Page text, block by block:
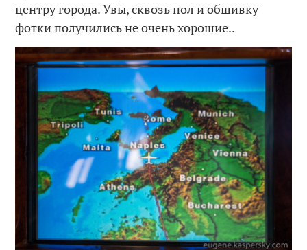
центру города. Увы, сквозь пол и обшивку
фотки получились не очень хорошие..